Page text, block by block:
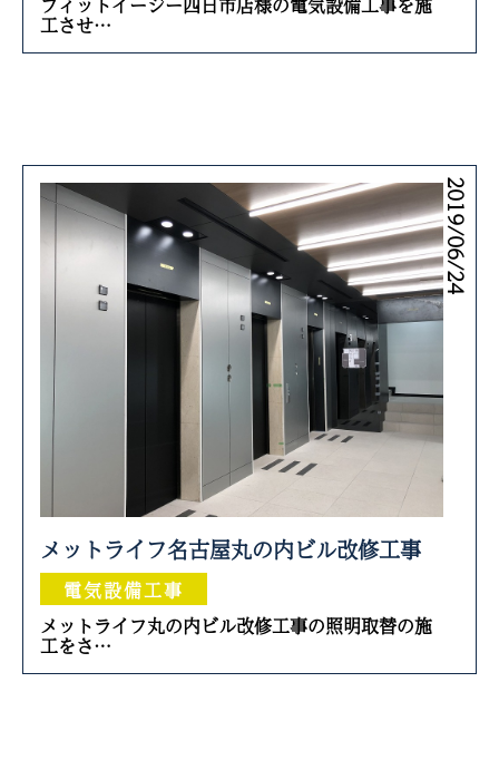
工させ…
2019/06/24
メットライフ名古屋丸の内ビル改修工事
電気設備工事
メットライフ丸の内ビル改修工事の照明取替の施
工をさ…